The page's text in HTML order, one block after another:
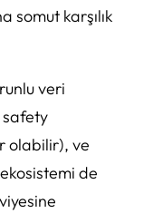
somut karşılık
veri
olabilir), ve
de